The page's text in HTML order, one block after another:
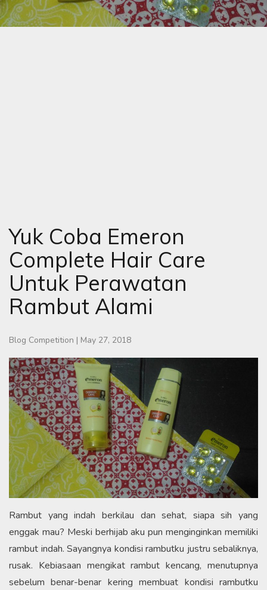
Yuk Coba Emeron
Complete Hair Care
Untuk Perawatan
Rambut Alami
Blog Competition | May 27, 2018
Rambut yang indah berkilau dan sehat, siapa sih yang
enggak mau? Meski berhijab aku pun menginginkan memiliki
rambut indah. Sayangnya kondisi rambutku justru sebaliknya,
rusak. Kebiasaan mengikat rambut kencang, menutupnya
sebelum benar-benar kering membuat kondisi rambutku